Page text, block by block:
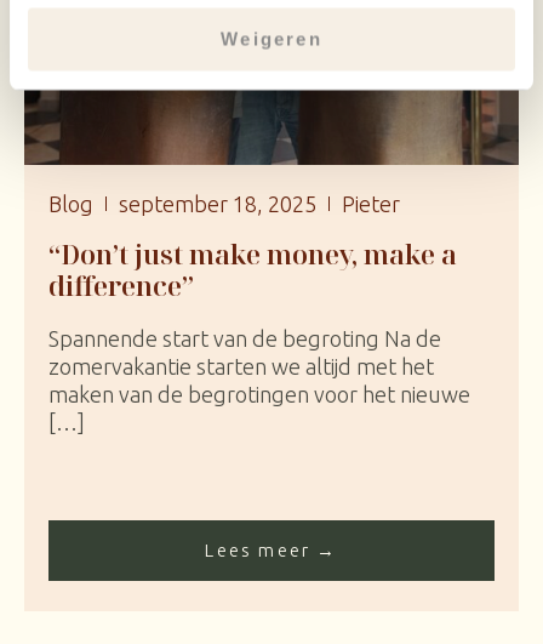
Weigeren
Blog september 18, 2025 Pieter
“Don’t just make money, make a
difference”
Spannende start van de begroting Na de
zomervakantie starten we altijd met het
maken van de begrotingen voor het nieuwe
[…]
Lees meer →